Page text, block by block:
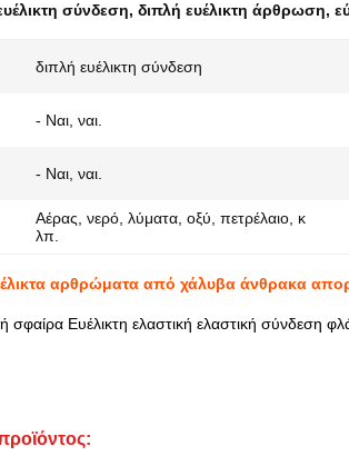
σύνδεση, διπλή ευέλικτη άρθρωση,
διπλή ευέλικτη σύνδεση
- Ναι, ναι.
- Ναι, ναι.
Αέρας, νερό, λύματα, οξύ, πετρέλαιο, κ
λπ.
αρθρώματα από χάλυβα άνθρακα
σφαίρα Ευέλικτη ελαστική ελαστική σύνδεση